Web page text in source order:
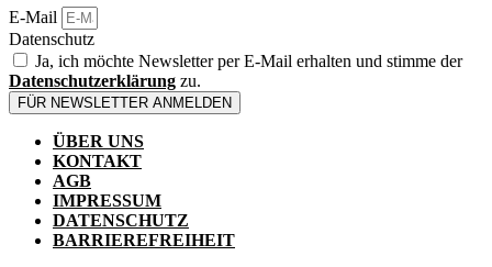
E-Mail
Datenschutz
Ja, ich möchte Newsletter per E-Mail erhalten und stimme der
Datenschutzerklärung zu.
FÜR NEWSLETTER ANMELDEN
ÜBER UNS
KONTAKT
AGB
IMPRESSUM
DATENSCHUTZ
BARRIEREFREIHEIT